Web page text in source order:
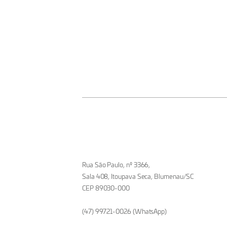
Rua São Paulo, nº 3366,
Sala 408, Itoupava Seca, Blumenau/SC
CEP 89030-000
(47) 99721-0026 (WhatsApp)